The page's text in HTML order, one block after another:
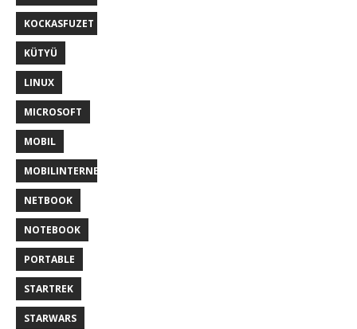
KOCKASFUZET
KÜTYÜ
LINUX
MICROSOFT
MOBIL
MOBILINTERNET
NETBOOK
NOTEBOOK
PORTABLE
STARTREK
STARWARS